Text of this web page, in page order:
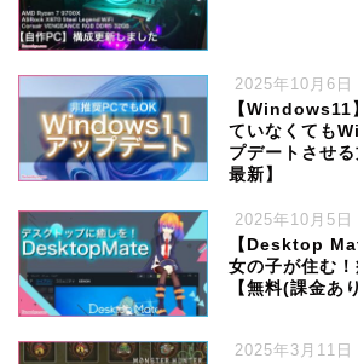
2025年10月6日
【Windows11
ていなくても
プデートさせ
最新】
2025年10月5日
【Desktop
女の子が住む
【無料(課金あ
2025年3月11日